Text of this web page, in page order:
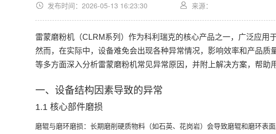
发布时间：2026-05-13 16:23:30 来源：
雷蒙磨粉机（CLRM系列）作为科利瑞克的核心产品之一，广泛应用
然而，在实际中，设备难免会出现各种异常情况，影响效率和产品质
等多方面深入分析雷蒙磨粉机常见异常原因，并附上解决方案，帮助
一、设备结构因素导致的异常
1.1 核心部件磨损
磨辊与磨环磨损：长期磨削硬质物料（如石英、花岗岩）会导致磨辊和磨环表